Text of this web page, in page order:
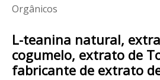
Orgânicos
L-teanina natural,
cogumelo, extrato de
fabricante de extrato